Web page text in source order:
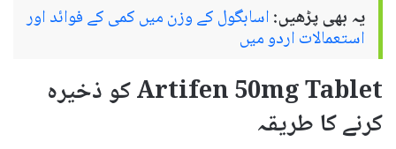
یہ بھی پڑھیں:اسابگول کے وزن میں کمی کے فوائد اور
استعمالات اردو میں
Artifen 50mg Tablet کو ذخیرہ
کرنے کا طریقہ